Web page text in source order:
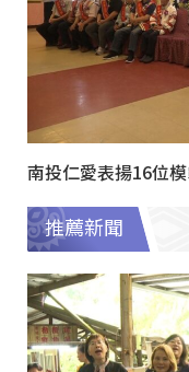
南投仁愛表揚16位
推薦新聞